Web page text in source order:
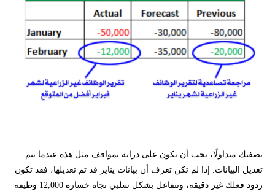
بصفتك متداولًا، يجب أن تكون على دراية بمواقف مثل هذه عندما يتم
تعديل البيانات. إذا لم تكن تعرف أن بيانات يناير قد تم تعديلها، فقد تكون
ردود فعلك غير دقيقة، وتتفاعل بشكل سلبي تجاه خسارة 12,000 وظيفة